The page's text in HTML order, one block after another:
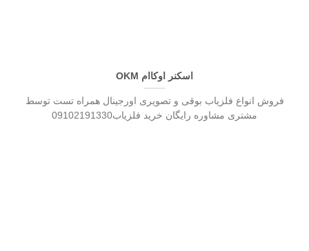
اسکنر اوکاام OKM
فروش انواع فلزیاب بوقی و تصویری اورجینال همراه تست توسط
مشتری مشاوره رایگان خرید فلزیاب09102191330